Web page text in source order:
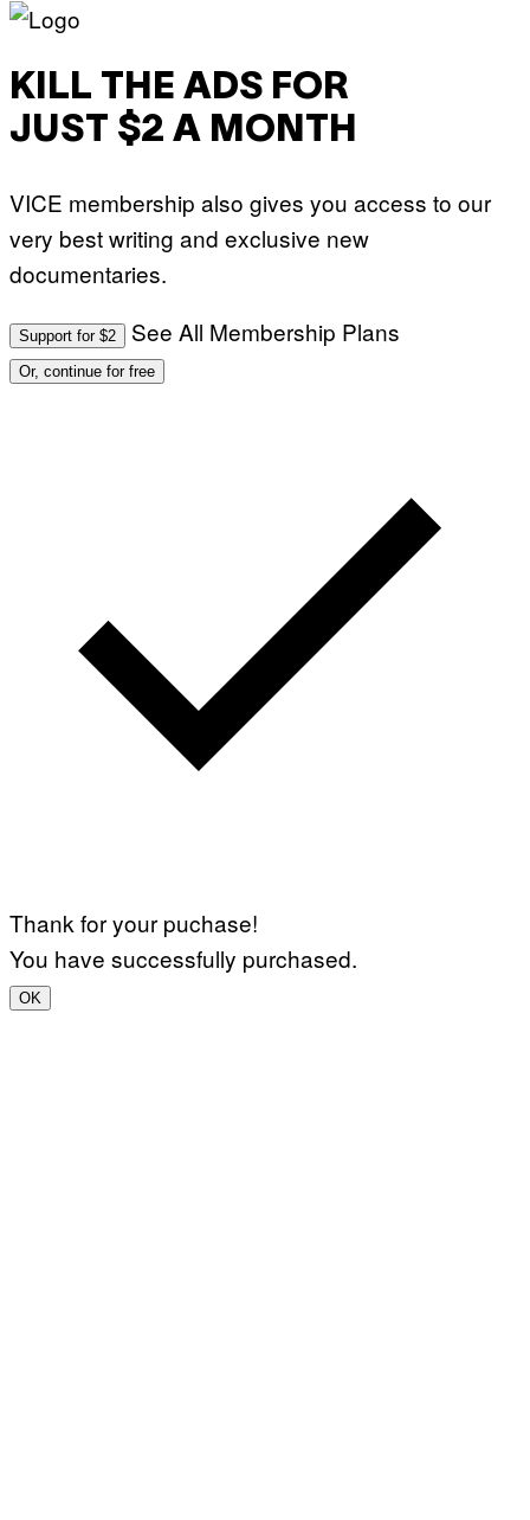
KILL THE ADS FOR
JUST $2 A MONTH
VICE membership also gives you access to our
very best writing and exclusive new
documentaries.
Support for $2 See All Membership Plans
Or, continue for free
Thank for your puchase!
You have successfully purchased.
OK